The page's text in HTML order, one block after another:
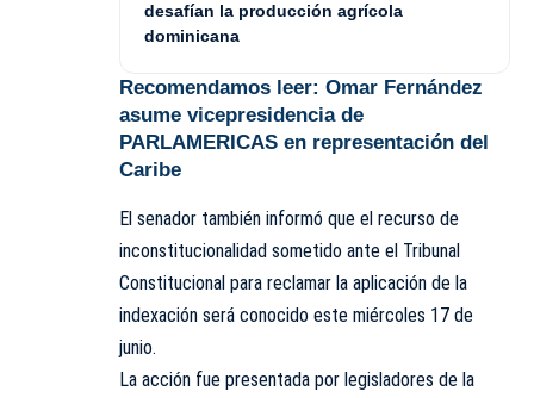
desafían la producción agrícola
dominicana
Recomendamos leer: Omar Fernández
asume vicepresidencia de
PARLAMERICAS en representación del
Caribe
El senador también informó que el recurso de
inconstitucionalidad sometido ante el Tribunal
Constitucional para reclamar la aplicación de la
indexación será conocido este miércoles 17 de
junio.
La acción fue presentada por legisladores de la